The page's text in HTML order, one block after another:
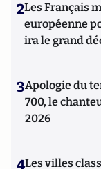
2Les Français
européenne
ira le grand
3Apologie du
700, le
2026
4Les villes